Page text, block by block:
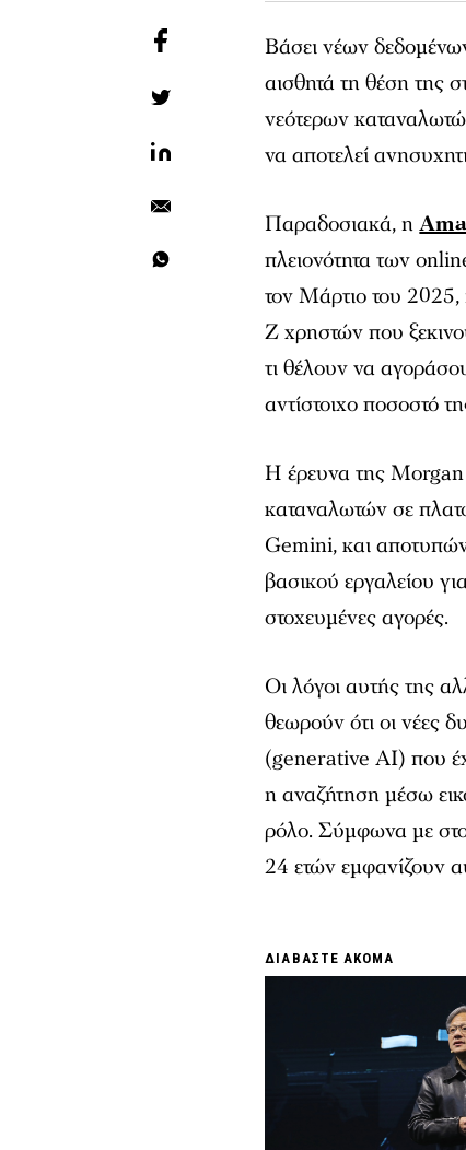
Βάσει νέων
αισθητά τη θέση της
νεότερων
να αποτελεί
Παραδοσιακά, η
πλειονότητα των
τον Μάρτιο του 2025,
Z χρηστών που
τι θέλουν να
αντίστοιχο ποσοστό
Η έρευνα της
καταναλωτών σε
Gemini, και
βασικού εργαλείου
στοχευμένες αγορές.
Οι λόγοι αυτής της
θεωρούν ότι οι νέες
(generative AI) που
η αναζήτηση μέσω
ρόλο. Σύμφωνα με
24 ετών εμφανίζουν
ΔΙΑΒΑΣΤΕ ΑΚΟΜΑ